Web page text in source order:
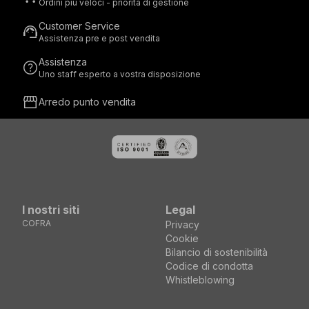
Ordini più veloci - priorità di gestione
support_agentCustomer Service
Assistenza pre e post vendita
helpAssistenza
Uno staff esperto a vostra disposizione
storefrontArredo punto vendita
I nostri siti
COFRA
Legal
Privacy
Cookie
Bilancio di sostenibilità
Codice di condotta
Whistleblowing